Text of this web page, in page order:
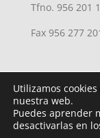
Tfno. 956 201
Fax 956 277
Utilizamos
nuestra web.
Puedes aprender
desactivarlas en